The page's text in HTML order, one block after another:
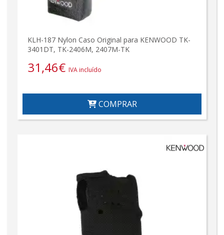
KLH-187 Nylon Caso Original para KENWOOD TK-
3401DT, TK-2406M, 2407M-TK
31,46€ IVA incluído
COMPRAR